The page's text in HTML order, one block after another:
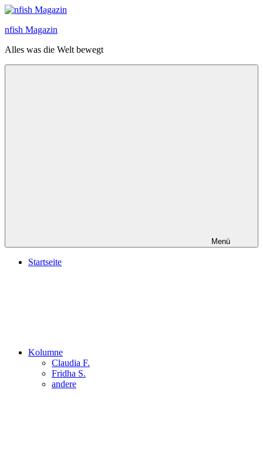
Zum
springen
nfish Magazin
Alles was die Welt bewegt
Menü
Startseite
Kolumne
Claudia F.
Fridha S.
andere